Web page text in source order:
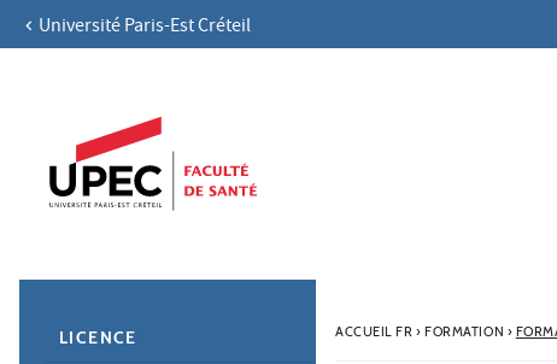
Aller au contenu
Navigation secondaire
Université Paris-Est Créteil
ACCUEIL FR› FORMATION ›
LICENCE